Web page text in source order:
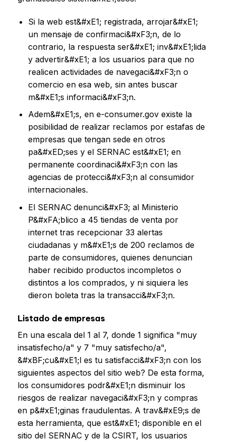
Si la web est&#xE1; registrada, arrojar&#xE1;
un mensaje de confirmaci&#xF3;n, de lo
contrario, la respuesta ser&#xE1; inv&#xE1;lida
y advertir&#xE1; a los usuarios para que no
realicen actividades de navegaci&#xF3;n o
comercio en esa web, sin antes buscar
m&#xE1;s informaci&#xF3;n.
Adem&#xE1;s, en e-consumer.gov existe la
posibilidad de realizar reclamos por estafas de
empresas que tengan sede en otros
pa&#xED;ses y el SERNAC est&#xE1; en
permanente coordinaci&#xF3;n con las
agencias de protecci&#xF3;n al consumidor
internacionales.
El SERNAC denunci&#xF3; al Ministerio
P&#xFA;blico a 45 tiendas de venta por
internet tras recepcionar 33 alertas
ciudadanas y m&#xE1;s de 200 reclamos de
parte de consumidores, quienes denuncian
haber recibido productos incompletos o
distintos a los comprados, y ni siquiera les
dieron boleta tras la transacci&#xF3;n.
Listado de empresas
En una escala del 1 al 7, donde 1 significa "muy
insatisfecho/a" y 7 "muy satisfecho/a",
&#xBF;cu&#xE1;l es tu satisfacci&#xF3;n con los
siguientes aspectos del sitio web? De esta forma,
los consumidores podr&#xE1;n disminuir los
riesgos de realizar navegaci&#xF3;n y compras
en p&#xE1;ginas fraudulentas. A trav&#xE9;s de
esta herramienta, que est&#xE1; disponible en el
sitio del SERNAC y de la CSIRT, los usuarios